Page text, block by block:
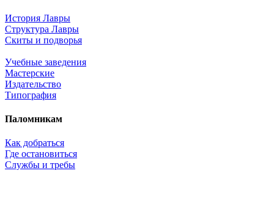
История Лавры
Структура Лавры
Скиты и подворья
Учебные заведения
Мастерские
Издательство
Типография
Паломникам
Как добраться
Где остановиться
Службы и требы